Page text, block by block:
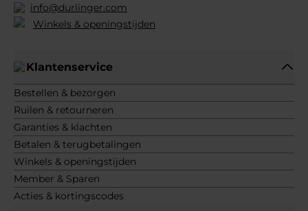
info@durlinger.com
Winkels & openingstijden
Klantenservice
Bestellen & bezorgen
Ruilen & retourneren
Garanties & klachten
Betalen & terugbetalingen
Winkels & openingstijden
Member & Sparen
Acties & kortingscodes